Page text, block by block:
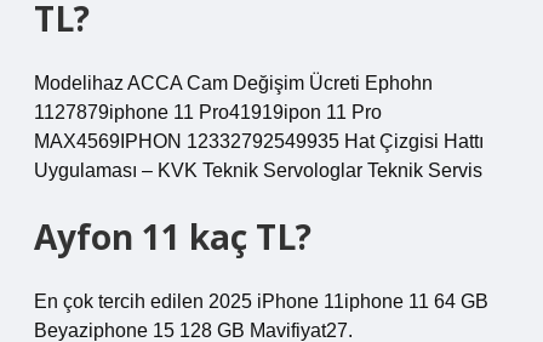
TL?
Modelihaz ACCA Cam Değişim Ücreti Ephohn
1127879iphone 11 Pro41919ipon 11 Pro
MAX4569IPHON 12332792549935 Hat Çizgisi Hattı
Uygulaması – KVK Teknik Servologlar Teknik Servis
Ayfon 11 kaç TL?
En çok tercih edilen 2025 iPhone 11iphone 11 64 GB
Beyaziphone 15 128 GB Mavifiyat27.